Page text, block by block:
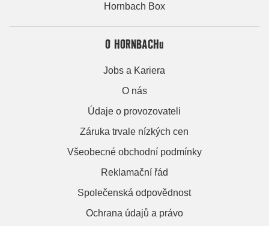
Hornbach Box
O HORNBACHu
Jobs a Kariera
O nás
Údaje o provozovateli
Záruka trvale nízkých cen
Všeobecné obchodní podmínky
Reklamační řád
Společenská odpovědnost
Ochrana údajů a právo